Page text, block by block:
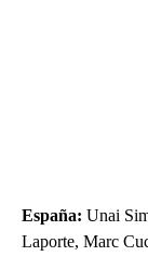
España: Unai
Laporte, Marc